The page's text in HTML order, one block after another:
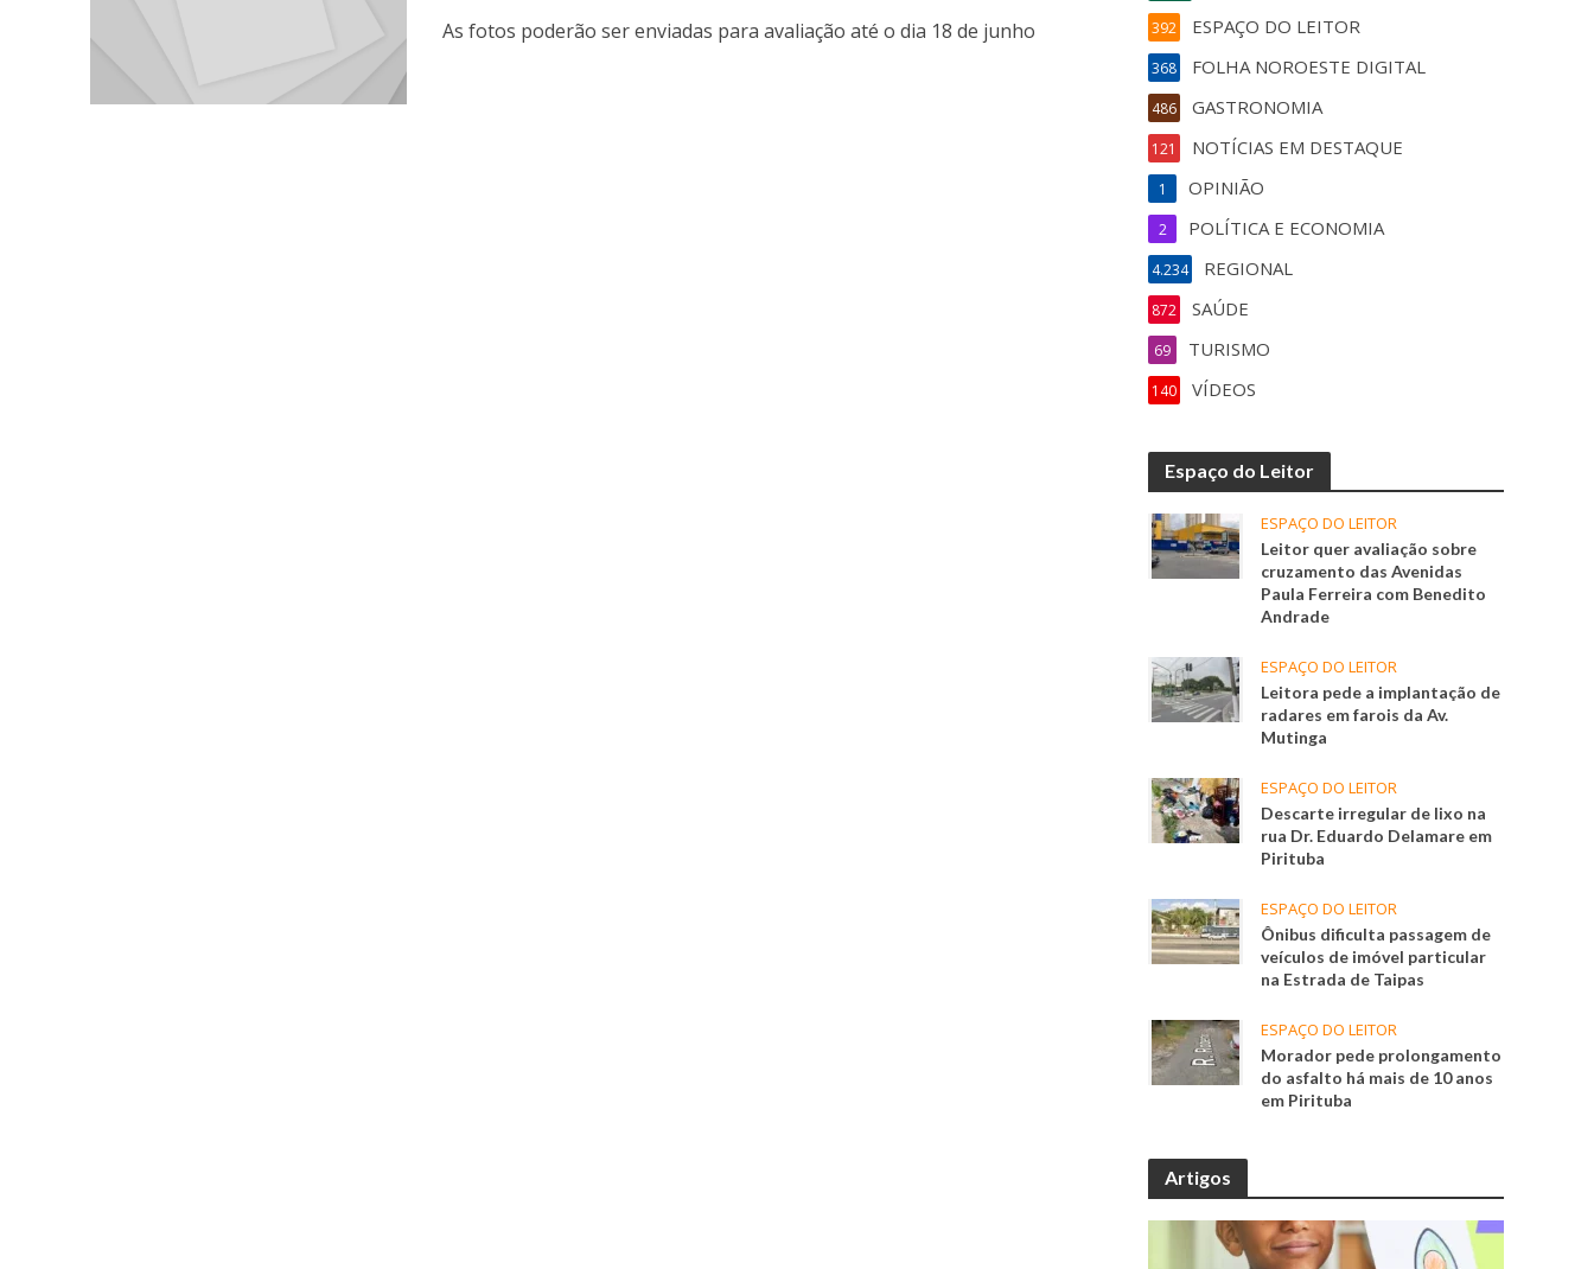
As fotos poderão ser enviadas para avaliação até o dia 18 de junho ESPAÇO DO LEITOR
392
FOLHA NOROESTE DIGITAL
368
GASTRONOMIA
486
NOTÍCIAS EM DESTAQUE
121
OPINIÃO
1
POLÍTICA E ECONOMIA
2
REGIONAL
4.234
SAÚDE
872
TURISMO
69
VÍDEOS
140
Espaço do Leitor
ESPAÇO DO LEITOR
Leitor quer avaliação sobre
cruzamento das Avenidas
Paula Ferreira com Benedito
Andrade
ESPAÇO DO LEITOR
Leitora pede a implantação de
radares em farois da Av.
Mutinga
ESPAÇO DO LEITOR
Descarte irregular de lixo na
rua Dr. Eduardo Delamare em
Pirituba
ESPAÇO DO LEITOR
Ônibus dificulta passagem de
veículos de imóvel particular
na Estrada de Taipas
ESPAÇO DO LEITOR
Morador pede prolongamento
do asfalto há mais de 10 anos
em Pirituba
Artigos